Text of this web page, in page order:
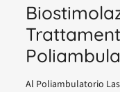
Al Poliambulatorio